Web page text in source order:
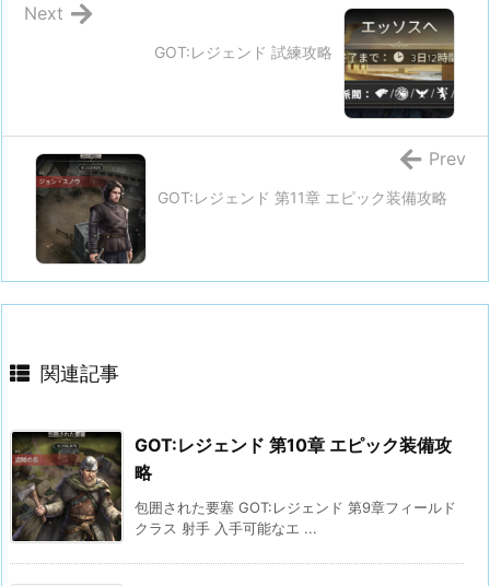
GOT:レジェンド 試練攻略
Next
GOT:レジェンド 第11章 エピック装備攻略
Prev
関連記事
GOT:レジェンド 第10章 エピック装備攻
略
包囲された要塞 GOT:レジェンド 第9章フィールド
クラス 射手 入手可能なエ ...